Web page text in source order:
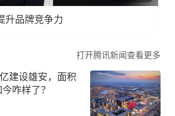
升品牌竞争力
打开腾讯新闻查看更多
建设雄安，面积
咋样了？